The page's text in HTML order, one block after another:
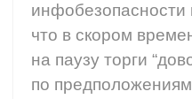
инфобезопасности
что в скором
на паузу торги
по